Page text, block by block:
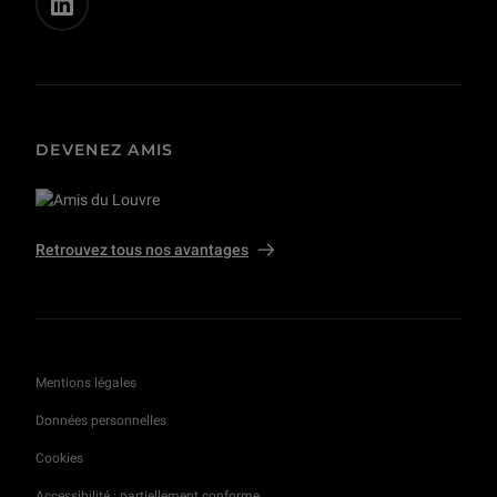
DEVENEZ AMIS
Retrouvez tous nos avantages
Mentions légales
Données personnelles
Cookies